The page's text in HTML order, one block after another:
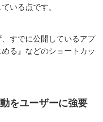
ている点です。
すでに公開しているアプ
る』などのショートカッ
をユーザーに強要